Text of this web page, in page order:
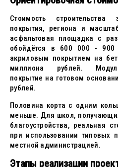
Стоимость
покрытия, региона и
асфальтовая площадка с
обойдётся в 600 000 -
акриловым покрытием на
миллиона рублей.
покрытие на готовом
рублей.
Половина корта с одним
меньше. Для школ,
благоустройства, реальная
при использовании типовых
местной администрацией.
Этапы реализации